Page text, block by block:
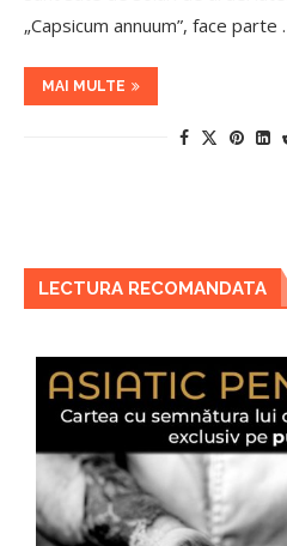
„Capsicum annuum”, face parte
MAI MULTE
LECTURA RECOMANDATA